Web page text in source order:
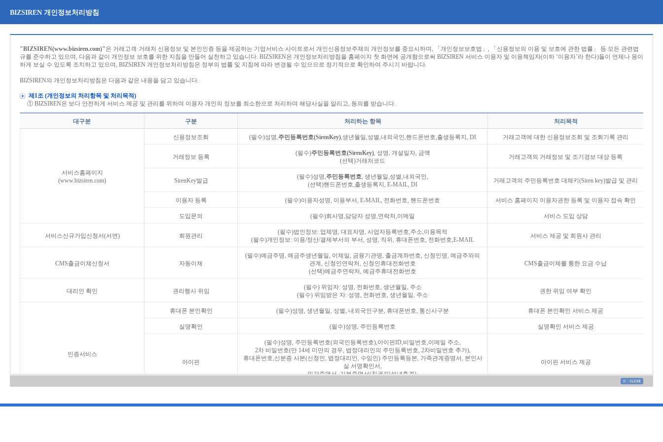
BIZSIREN 개인정보처리방침
"BIZSIREN(www.bizsiren.com)"은 거래고객·거래처 신용정보 및 본인인증 등을 제공하는 기업서비스 사이트로서 개인신용정보주체의 개인정보를 중요시하며, 「개인정보보호법」, 「신용정보의 이용 및 보호에 관한 법률」 등 모든 관련법
규를 준수하고 있으며, 다음과 같이 개인정보 보호를 위한 지침을 만들어 실천하고 있습니다. BIZSIREN은 개인정보처리방침을 홈페이지 첫 화면에 공개함으로써 BIZSIREN 서비스 이용자 및 이용책임자(이하 ‘이용자’라 한다)들이 언제나 용이
하게 보실 수 있도록 조치하고 있으며, BIZSIREN 개인정보처리방침은 정부의 법률 및 지침에 따라 변경될 수 있으므로 정기적으로 확인하여 주시기 바랍니다.
BIZSIREN의 개인정보처리방침은 다음과 같은 내용을 담고 있습니다.
제1조 (개인정보의 처리항목 및 처리목적)
① BIZSIREN은 보다 안전하게 서비스 제공 및 관리를 위하여 이용자 개인의 정보를 최소한으로 처리하며 해당사실을 알리고, 동의를 받습니다.
대구분 구분 처리하는 항목 처리목적
서비스홈페이지
(www.bizsiren.com)
신용정보조회 (필수)성명,주민등록번호(SirenKey),생년월일,성별,내외국인,핸드폰번호,출생등록지, DI 거래고객에 대한 신용정보조회 및 조회기록 관리
거래정보 등록
(필수)주민등록번호(SirenKey), 성명, 개설일자, 금액
(선택)거래처코드
거래고객의 거래정보 및 조기경보 대상 등록
SirenKey발급
(필수)성명,주민등록번호, 생년월일,성별,내외국인,
(선택)핸드폰번호,출생등록지, E-MAIL, DI
거래고객의 주민등록번호 대체키(Siren key)발급 및 관리
이용자 등록 (필수)이용자성명, 이용부서, E-MAIL, 전화번호, 핸드폰번호 서비스 홈페이지 이용자권한 등록 및 이용자 접속 확인
도입문의 (필수)회사명,담당자 성명,연락처,이메일 서비스 도입 상담
서비스신규가입신청서(서면) 회원관리
(필수)법인정보: 업체명, 대표자명, 사업자등록번호,주소,이용목적
(필수)개인정보: 이용/정산/결제부서의 부서, 성명, 직위, 휴대폰번호, 전화번호,E-MAIL
서비스 제공 및 회원사 관리
CMS출금이체신청서 자동이체
(필수)예금주명, 예금주생년월일, 이체일, 금융기관명, 출금계좌번호, 신청인명, 예금주와의
관계, 신청인연락처, 신청인휴대전화번호
(선택)예금주연락처, 예금주휴대전화번호
CMS출금이체를 통한 요금 수납
대리인 확인 권리행사 위임
(필수) 위임자: 성명, 전화번호, 생년월일, 주소
(필수) 위임받은 자: 성명, 전화번호, 생년월일, 주소
권한 위임 여부 확인
인증서비스
휴대폰 본인확인 (필수)성명, 생년월일, 성별, 내외국인구분, 휴대폰번호, 통신사구분 휴대폰 본인확인 서비스 제공
실명확인 (필수)성명, 주민등록번호 실명확인 서비스 제공
아이핀
(필수)성명, 주민등록번호(외국인등록번호),아이핀ID,비밀번호,이메일 주소,
2차 비밀번호(만 14세 미만의 경우, 법정대리인의 주민등록번호, 2차비밀번호 추가),
휴대폰번호,신분증 사본(신청인, 법정대리인, 수임인) 주민등록등본, 가족관계증명서, 본인사
실 서명확인서,
인감증명서, 기본증명서(친권/미성년후견),
아이핀 서비스 제공